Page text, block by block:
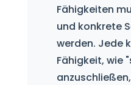
Fähigkeiten
und konkrete
werden. Jede
Fähigkeit, wie